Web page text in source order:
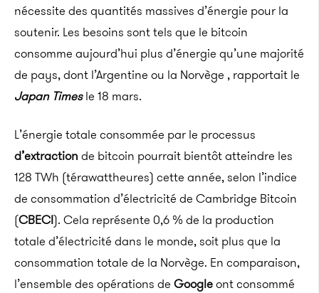
nécessite des quantités massives d’énergie pour la
soutenir. Les besoins sont tels que le bitcoin
consomme aujourd’hui plus d’énergie qu’une majorité
de pays, dont l’Argentine ou la Norvège , rapportait le
Japan Timesle 18 mars.
L’énergie totale consommée par le processus
d’extraction de bitcoin pourrait bientôt atteindre les
128 TWh (térawattheures) cette année, selon l’indice
de consommation d’électricité de Cambridge Bitcoin
(CBECI). Cela représente 0,6 % de la production
totale d’électricité dans le monde, soit plus que la
consommation totale de la Norvège. En comparaison,
l’ensemble des opérations de Googleont consommé